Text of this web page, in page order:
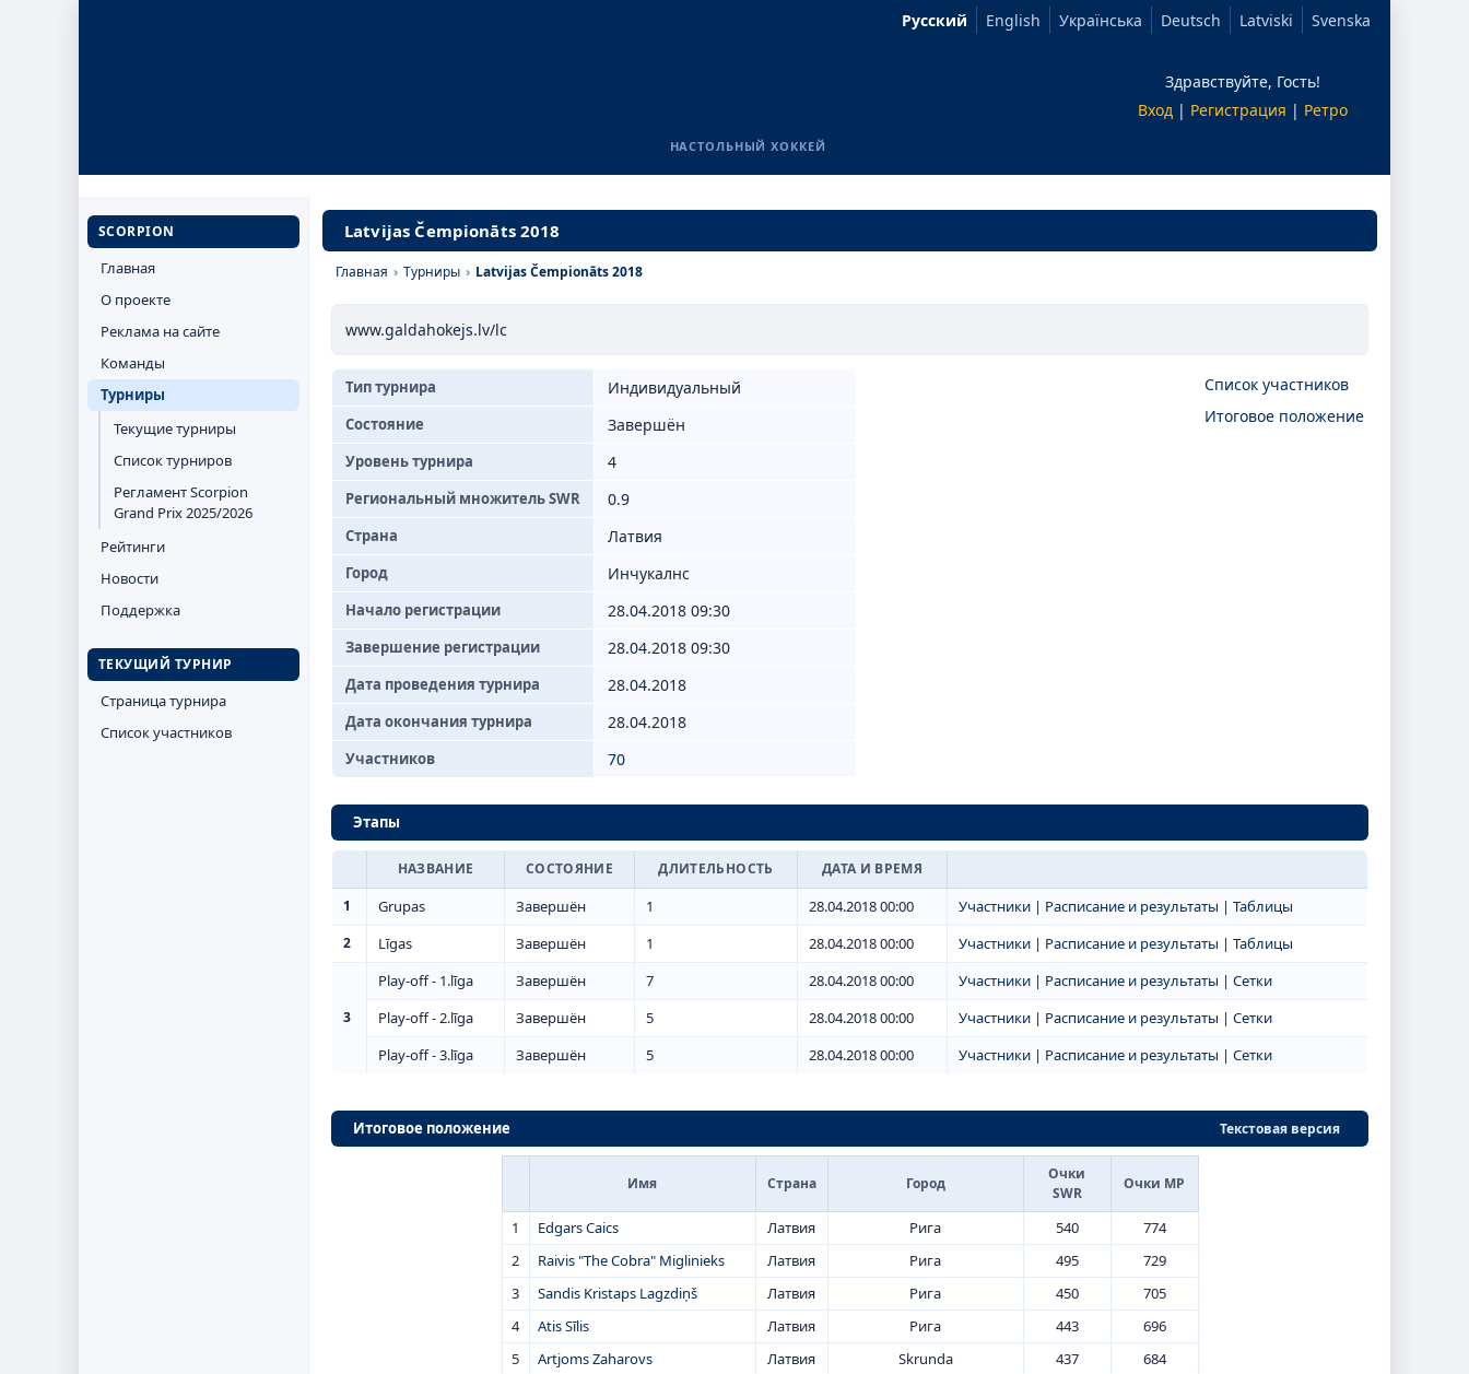
Русский English Українська Deutsch Latviski Svenska
Здравствуйте, Гость!
Вход | Регистрация | Ретро
НАСТОЛЬНЫЙ ХОККЕЙ
SCORPION
Главная
О проекте
Реклама на сайте
Команды
Турниры
Текущие турниры
Список турниров
Регламент Scorpion
Grand Prix 2025/2026
Рейтинги
Новости
Поддержка
ТЕКУЩИЙ ТУРНИР
Страница турнира
Список участников
Latvijas Čempionāts 2018
Главная › Турниры › Latvijas Čempionāts 2018
www.galdahokejs.lv/lc
Список участников
Итоговое положение
Тип турнира Индивидуальный
Состояние Завершён
Уровень турнира 4
Региональный множитель SWR 0.9
Страна Латвия
Город Инчукалнс
Начало регистрации 28.04.2018 09:30
Завершение регистрации 28.04.2018 09:30
Дата проведения турнира 28.04.2018
Дата окончания турнира 28.04.2018
Участников 70
Этапы
НАЗВАНИЕ СОСТОЯНИЕ ДЛИТЕЛЬНОСТЬ
ДАТА И ВРЕМЯ
1
Grupas Завершён 1 28.04.2018 00:00 Участники | Расписание и результаты | Таблицы
2 Līgas Завершён 1 28.04.2018 00:00 Участники | Расписание и результаты | Таблицы
3
Play-off - 1.līga Завершён 7 28.04.2018 00:00 Участники | Расписание и результаты | Сетки
Play-off - 2.līga
Завершён 5 28.04.2018 00:00 Участники | Расписание и результаты | Сетки
Play-off - 3.līga
Завершён 5 28.04.2018 00:00 Участники | Расписание и результаты | Сетки
Текстовая версия
Итоговое положение
Имя Страна Город
Очки
SWR
Очки МР
1 Edgars Caics Латвия Рига 540
774
2
Raivis "The Cobra" Miglinieks Латвия Рига 495
729
3
Sandis Kristaps Lagzdiņš Латвия Рига 450
705
4
Atis Sīlis Латвия Рига 443
696
5
Artjoms Zaharovs Латвия Skrunda 437
684